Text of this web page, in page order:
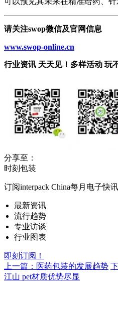
请关注swop微信及官网信息
www.swop-online.cn
行业资讯 天天见！多样活动 玩
分享至：
时刻包装
订阅interpack China每月电子快
最新资讯
流行趋势
专业访谈
行业图表
即刻订阅！
上一篇：医药包装的发展趋势
江山 pet材质优势尽显